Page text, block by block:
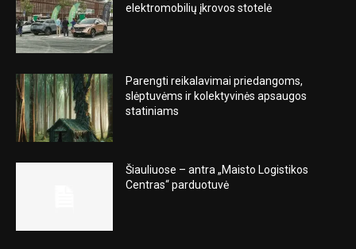
elektromobilių įkrovos stotelė
Parengti reikalavimai priedangoms,
slėptuvėms ir kolektyvinės apsaugos
statiniams
Šiauliuose – antra „Maisto Logistikos
Centras“ parduotuvė